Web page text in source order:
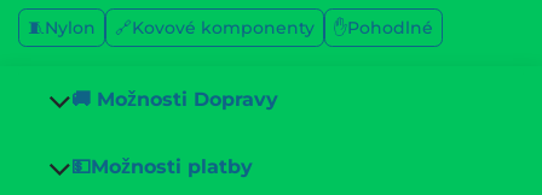
🧵Nylon 🔗Kovové komponenty ✋Pohodlné
🚚 Možnosti Dopravy
💵Možnosti platby